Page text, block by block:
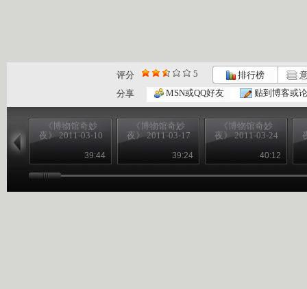
评分 5 排行榜
分享
MSN或QQ好友 贴到博客或
《博物馆奇妙
夜》 2011-03-10
39:44
《博物馆奇妙
夜》 2011-03-17
39:24
《博物馆奇妙
夜》 2011-03-24
40:12